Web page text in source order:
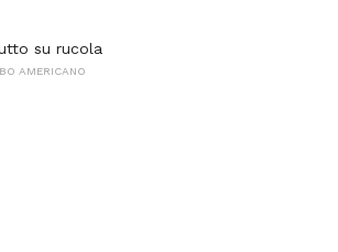
su rucola
AMERICANO